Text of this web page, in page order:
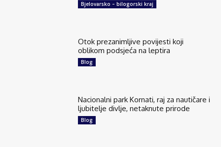
Bjelovarsko – bilogorski kraj
Otok prezanimljive povijesti koji
oblikom podsjeća na leptira
Blog
Nacionalni park Kornati, raj za nautičare i
ljubitelje divlje, netaknute prirode
Blog